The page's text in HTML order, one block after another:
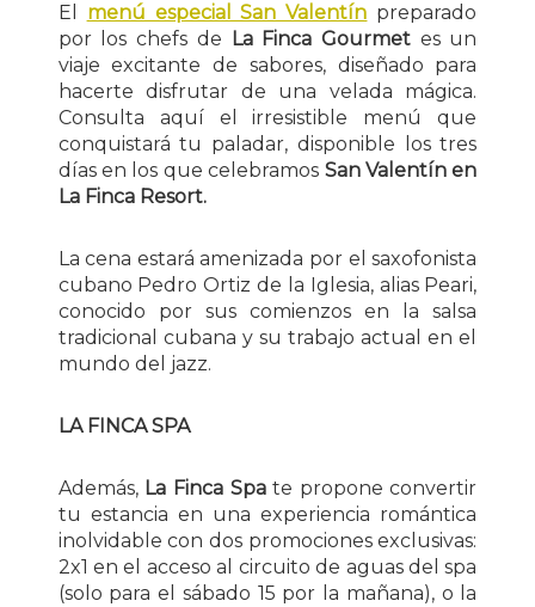
El menú especial San Valentín preparado
por los chefs de
La Finca Gourmetes un
viaje excitante de sabores, diseñado para
hacerte disfrutar de una velada mágica.
Consulta aquí el irresistible menú que
conquistará tu paladar, disponible los tres
días en los que celebramos San Valentín en
La Finca Resort.
La cena estará amenizada por el saxofonista
cubano Pedro Ortiz de la Iglesia, alias Peari,
conocido por sus comienzos en la salsa
tradicional cubana y su trabajo actual en el
mundo del jazz.
LA FINCA SPA
Además, La Finca Spate propone convertir
tu estancia en una experiencia romántica
inolvidable con dos promociones exclusivas:
2x1 en el acceso al circuito de aguas del spa
(solo para el sábado 15 por la mañana), o la